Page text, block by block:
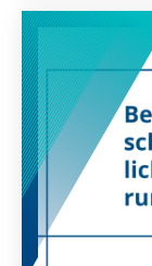
Fragen der
adressiert,
erscheint
Reformen
aber
kurzfristig